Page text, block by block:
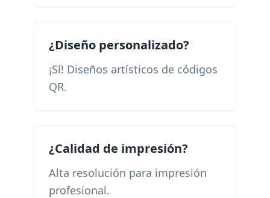
¿Diseño personalizado?
¡Sí! Diseños artísticos de códigos
QR.
¿Calidad de impresión?
Alta resolución para impresión
profesional.